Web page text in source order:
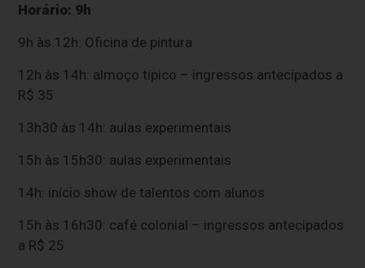
Horário: 9h
9h às 12h: Oficina de pintura
12h às 14h: almoço típico – ingressos antecipados a
R$ 35
13h30 às 14h: aulas experimentais
15h às 15h30: aulas experimentais
14h: início show de talentos com alunos
15h às 16h30: café colonial – ingressos antecipados
a R$ 25